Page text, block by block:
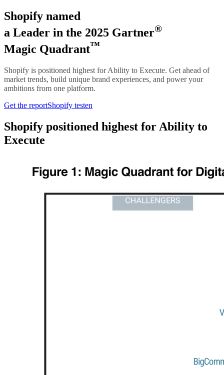
Shopify named
a Leader in the 2025 Gartner®
Magic Quadrant™
Shopify is positioned highest for Ability to Execute. Get ahead of
market trends, build unique brand experiences, and power your
ambitions from one platform.
Get the reportShopify testen
Shopify positioned highest for Ability to
Execute